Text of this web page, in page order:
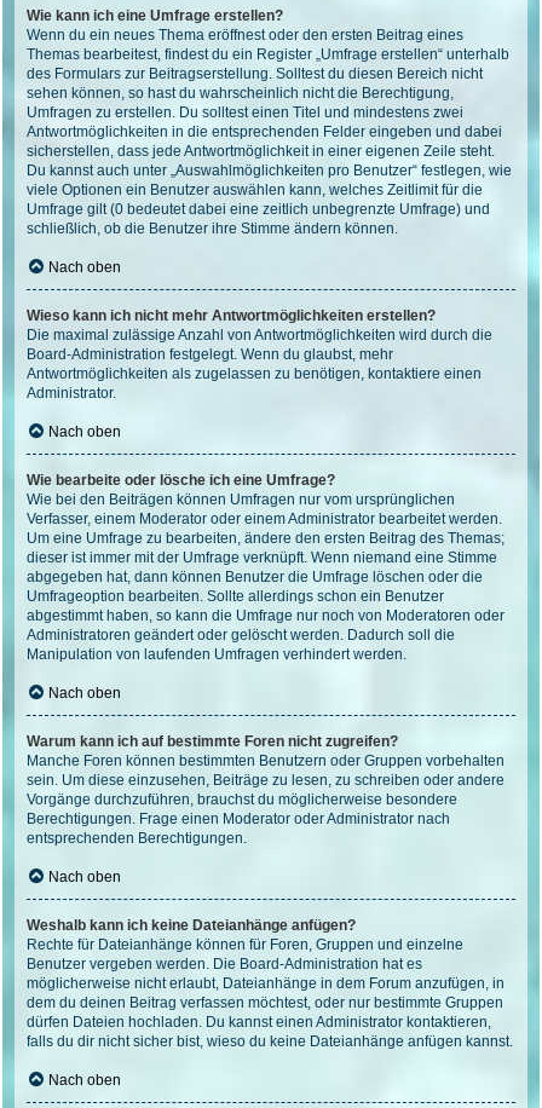
Wie kann ich eine Umfrage erstellen?
Wenn du ein neues Thema eröffnest oder den ersten Beitrag eines
Themas bearbeitest, findest du ein Register „Umfrage erstellen“ unterhalb
des Formulars zur Beitragserstellung. Solltest du diesen Bereich nicht
sehen können, so hast du wahrscheinlich nicht die Berechtigung,
Umfragen zu erstellen. Du solltest einen Titel und mindestens zwei
Antwortmöglichkeiten in die entsprechenden Felder eingeben und dabei
sicherstellen, dass jede Antwortmöglichkeit in einer eigenen Zeile steht.
Du kannst auch unter „Auswahlmöglichkeiten pro Benutzer“ festlegen, wie
viele Optionen ein Benutzer auswählen kann, welches Zeitlimit für die
Umfrage gilt (0 bedeutet dabei eine zeitlich unbegrenzte Umfrage) und
schließlich, ob die Benutzer ihre Stimme ändern können.
Nach oben
Wieso kann ich nicht mehr Antwortmöglichkeiten erstellen?
Die maximal zulässige Anzahl von Antwortmöglichkeiten wird durch die
Board-Administration festgelegt. Wenn du glaubst, mehr
Antwortmöglichkeiten als zugelassen zu benötigen, kontaktiere einen
Administrator.
Nach oben
Wie bearbeite oder lösche ich eine Umfrage?
Wie bei den Beiträgen können Umfragen nur vom ursprünglichen
Verfasser, einem Moderator oder einem Administrator bearbeitet werden.
Um eine Umfrage zu bearbeiten, ändere den ersten Beitrag des Themas;
dieser ist immer mit der Umfrage verknüpft. Wenn niemand eine Stimme
abgegeben hat, dann können Benutzer die Umfrage löschen oder die
Umfrageoption bearbeiten. Sollte allerdings schon ein Benutzer
abgestimmt haben, so kann die Umfrage nur noch von Moderatoren oder
Administratoren geändert oder gelöscht werden. Dadurch soll die
Manipulation von laufenden Umfragen verhindert werden.
Nach oben
Warum kann ich auf bestimmte Foren nicht zugreifen?
Manche Foren können bestimmten Benutzern oder Gruppen vorbehalten
sein. Um diese einzusehen, Beiträge zu lesen, zu schreiben oder andere
Vorgänge durchzuführen, brauchst du möglicherweise besondere
Berechtigungen. Frage einen Moderator oder Administrator nach
entsprechenden Berechtigungen.
Nach oben
Weshalb kann ich keine Dateianhänge anfügen?
Rechte für Dateianhänge können für Foren, Gruppen und einzelne
Benutzer vergeben werden. Die Board-Administration hat es
möglicherweise nicht erlaubt, Dateianhänge in dem Forum anzufügen, in
dem du deinen Beitrag verfassen möchtest, oder nur bestimmte Gruppen
dürfen Dateien hochladen. Du kannst einen Administrator kontaktieren,
falls du dir nicht sicher bist, wieso du keine Dateianhänge anfügen kannst.
Nach oben